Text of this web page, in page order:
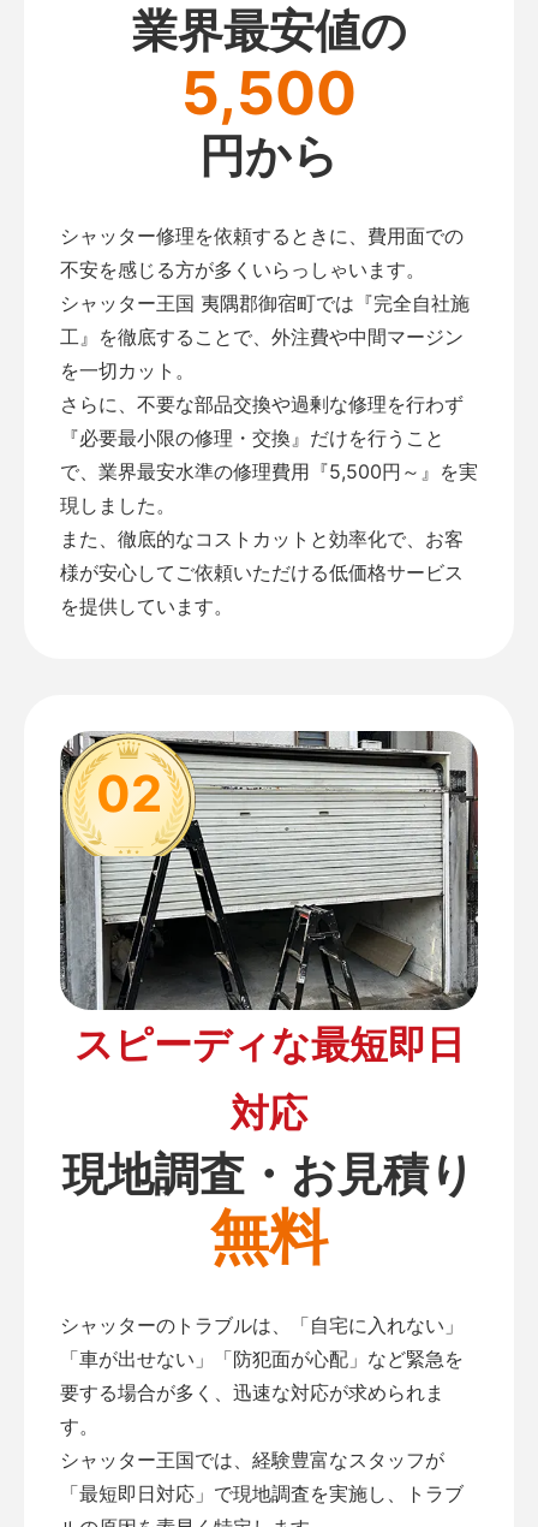
業界最安値の
5,500
円から
シャッター修理を依頼するときに、費用面での
不安を感じる方が多くいらっしゃいます。
シャッター王国 夷隅郡御宿町では『完全自社施
工』を徹底することで、外注費や中間マージン
を一切カット。
さらに、不要な部品交換や過剰な修理を行わず
『必要最小限の修理・交換』だけを行うこと
で、業界最安水準の修理費用『5,500円～』を実
現しました。
また、徹底的なコストカットと効率化で、お客
様が安心してご依頼いただける低価格サービス
を提供しています。
02
スピーディな最短即日
対応
現地調査・お見積り
無料
シャッターのトラブルは、「自宅に入れない」
「車が出せない」「防犯面が心配」など緊急を
要する場合が多く、迅速な対応が求められま
す。
シャッター王国では、経験豊富なスタッフが
「最短即日対応」で現地調査を実施し、トラブ